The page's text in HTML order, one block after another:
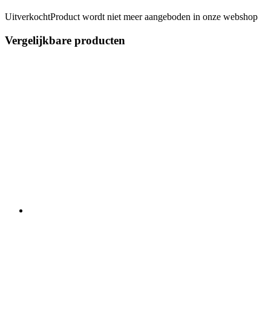
UitverkochtProduct wordt niet meer aangeboden in onze webshop
Vergelijkbare producten